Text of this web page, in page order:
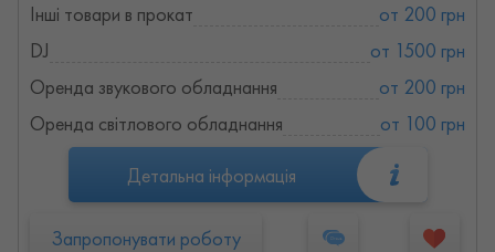
Інші товари в прокат
от 200 грн
DJ
от 1500 грн
Оренда звукового обладнання
от 200 грн
Оренда світлового обладнання
от 100 грн
Детальна інформація
Запропонувати роботу